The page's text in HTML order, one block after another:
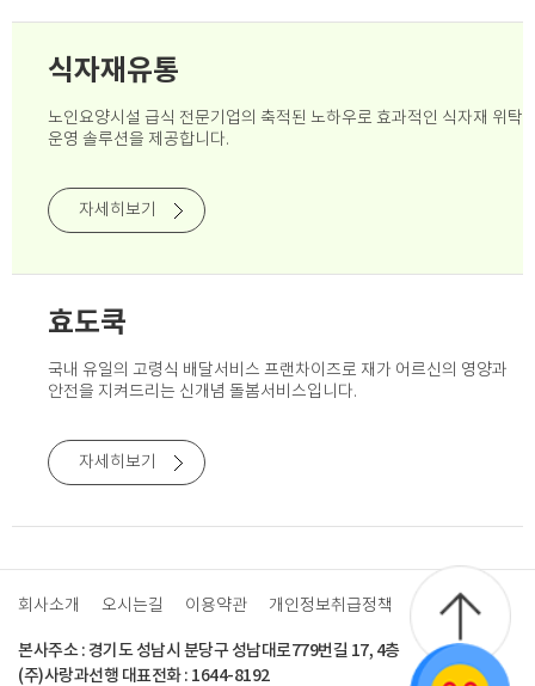
식자재유통
노인요양시설 급식 전문기업의 축적된 노하우로 효과적인 식자재 위탁
운영 솔루션을 제공합니다.
자세히보기
효도쿡
국내 유일의 고령식 배달서비스 프랜차이즈로 재가 어르신의 영양과
안전을 지켜드리는 신개념 돌봄서비스입니다.
자세히보기
회사소개 오시는길 이용약관 개인정보취급정책 로그인
본사주소 : 경기도 성남시 분당구 성남대로779번길 17, 4층
(주)사랑과선행 대표전화 : 1644-8192